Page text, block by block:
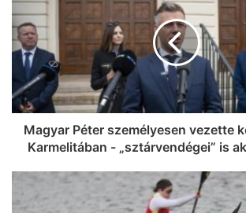
Magyar Péter személyesen vezette
Karmelitában - „sztárvendégei” is